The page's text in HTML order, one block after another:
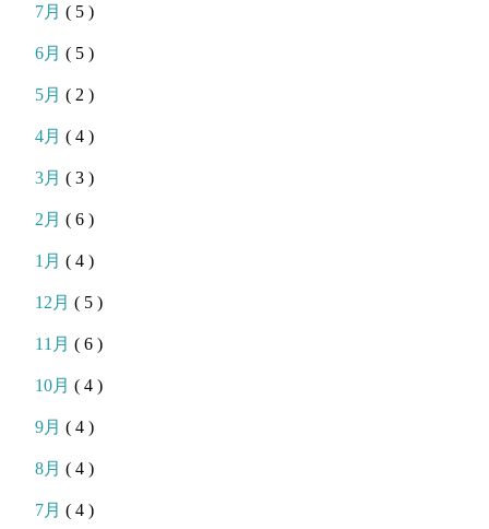
7月( 5 )
6月( 5 )
5月( 2 )
4月( 4 )
3月( 3 )
2月( 6 )
1月( 4 )
12月( 5 )
11月( 6 )
10月( 4 )
9月( 4 )
8月( 4 )
7月( 4 )